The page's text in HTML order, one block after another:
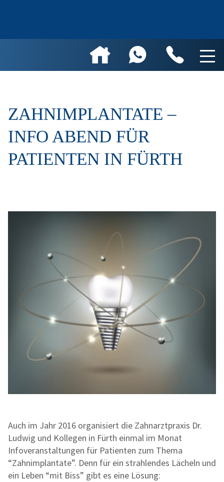
ZAHNIMPLANTATE –
INFO ABEND FÜR
PATIENTEN IN FÜRTH
Auch im Jahr 2016 organisiert die Zahnarztpraxis Dr.
Ludwig und Kollegen in Fürth einmal im Monat
Infoveranstaltungen für Patienten zum Thema
“Zahnimplantate”. Denn für ein strahlendes Lächeln und
ein Leben “mit Biss” gibt es eine Lösung: